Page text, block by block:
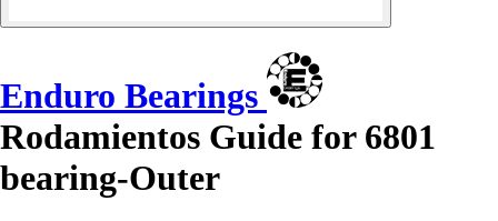
Enduro Bearings
Rodamientos Guide for 6801
bearing-Outer